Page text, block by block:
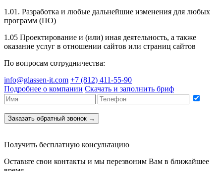
1.01. Разработка и любые дальнейшие изменения для любых
программ (ПО)
1.05 Проектирование и (или) иная деятельность, а также
оказание услуг в отношении сайтов или страниц сайтов
По вопросам сотрудничества:
info@glassen-it.com +7 (812) 411-55-90
Подробнее о компании Скачать и заполнить бриф
Заказать обратный звонок →
Получить бесплатную консультацию
Оставьте свои контакты и мы перезвоним Вам в ближайшее